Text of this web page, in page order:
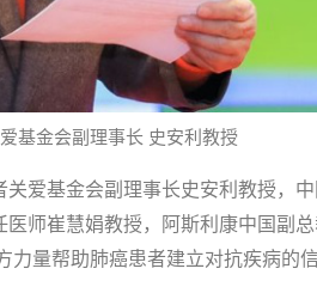
基金会副理事长 史安利教授
爱基金会副理事长史安利教授，
师崔慧娟教授，阿斯利康中国副
量帮助肺癌患者建立对抗疾病的